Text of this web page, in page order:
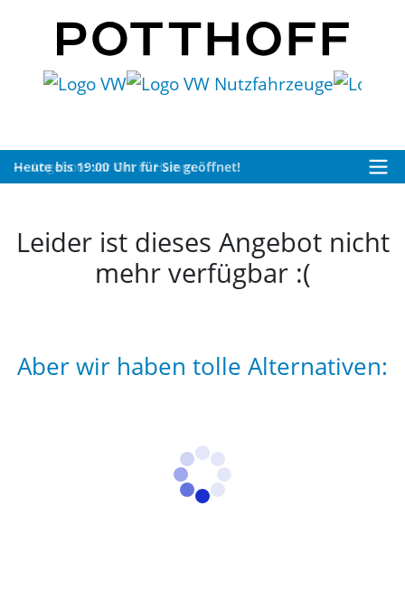
Heute bis 19:00 Uhr für Sie geöffnet!
Leider ist dieses Angebot nicht
mehr verfügbar :(
Aber wir haben tolle Alternativen: